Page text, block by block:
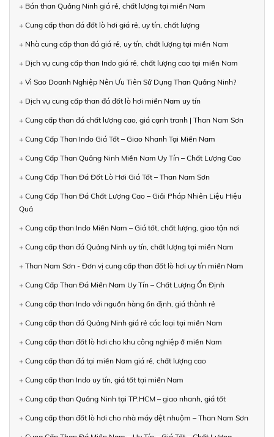
+ Bán than Quảng Ninh giá rẻ, chất lượng tại miền Nam
+ Cung cấp than đá đốt lò hơi giá rẻ, uy tín, chất lượng
+ Nhà cung cấp than đá giá rẻ, uy tín, chất lượng tại miền Nam
+ Dịch vụ cung cấp than Indo giá rẻ, chất lượng cao tại miền Nam
+ Vì Sao Doanh Nghiệp Nên Ưu Tiên Sử Dụng Than Quảng Ninh?
+ Dịch vụ cung cấp than đá đốt lò hơi miền Nam uy tín
+ Cung cấp than đá chất lượng cao, giá cạnh tranh | Than Nam Sơn
+ Cung Cấp Than Indo Giá Tốt – Giao Nhanh Tại Miền Nam
+ Cung Cấp Than Quảng Ninh Miền Nam Uy Tín – Chất Lượng Cao
+ Cung Cấp Than Đá Đốt Lò Hơi Giá Tốt – Than Nam Sơn
+ Cung Cấp Than Đá Chất Lượng Cao – Giải Pháp Nhiên Liệu Hiệu
Quả
+ Cung cấp than Indo Miền Nam – Giá tốt, chất lượng, giao tận nơi
+ Cung cấp than đá Quảng Ninh uy tín, chất lượng tại miền Nam
+ Than Nam Sơn - Đơn vị cung cấp than đốt lò hơi uy tín miền Nam
+ Cung Cấp Than Đá Miền Nam Uy Tín – Chất Lượng Ổn Định
+ Cung cấp than Indo với nguồn hàng ổn định, giá thành rẻ
+ Cung cấp than đá Quảng Ninh giá rẻ các loại tại miền Nam
+ Cung cấp than đốt lò hơi cho khu công nghiệp ở miền Nam
+ Cung cấp than đá tại miền Nam giá rẻ, chất lượng cao
+ Cung cấp than Indo uy tín, giá tốt tại miền Nam
+ Cung cấp than Quảng Ninh tại TP.HCM – giao nhanh, giá tốt
+ Cung cấp than đốt lò hơi cho nhà máy dệt nhuộm – Than Nam Sơn